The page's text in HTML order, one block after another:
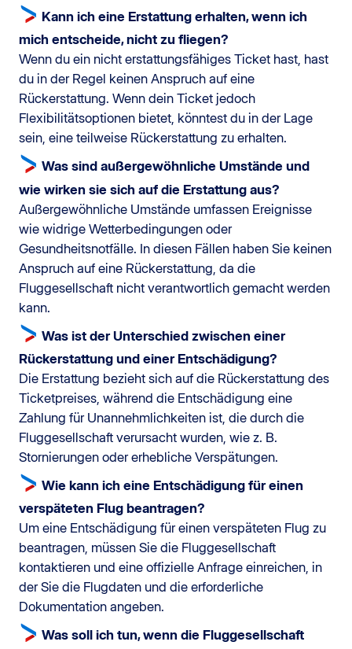
Kann ich eine Erstattung erhalten, wenn ich
mich entscheide, nicht zu fliegen?
Wenn du ein nicht erstattungsfähiges Ticket hast, hast
du in der Regel keinen Anspruch auf eine
Rückerstattung. Wenn dein Ticket jedoch
Flexibilitätsoptionen bietet, könntest du in der Lage
sein, eine teilweise Rückerstattung zu erhalten.
Was sind außergewöhnliche Umstände und
wie wirken sie sich auf die Erstattung aus?
Außergewöhnliche Umstände umfassen Ereignisse
wie widrige Wetterbedingungen oder
Gesundheitsnotfälle. In diesen Fällen haben Sie keinen
Anspruch auf eine Rückerstattung, da die
Fluggesellschaft nicht verantwortlich gemacht werden
kann.
Was ist der Unterschied zwischen einer
Rückerstattung und einer Entschädigung?
Die Erstattung bezieht sich auf die Rückerstattung des
Ticketpreises, während die Entschädigung eine
Zahlung für Unannehmlichkeiten ist, die durch die
Fluggesellschaft verursacht wurden, wie z. B.
Stornierungen oder erhebliche Verspätungen.
Wie kann ich eine Entschädigung für einen
verspäteten Flug beantragen?
Um eine Entschädigung für einen verspäteten Flug zu
beantragen, müssen Sie die Fluggesellschaft
kontaktieren und eine offizielle Anfrage einreichen, in
der Sie die Flugdaten und die erforderliche
Dokumentation angeben.
Was soll ich tun, wenn die Fluggesellschaft